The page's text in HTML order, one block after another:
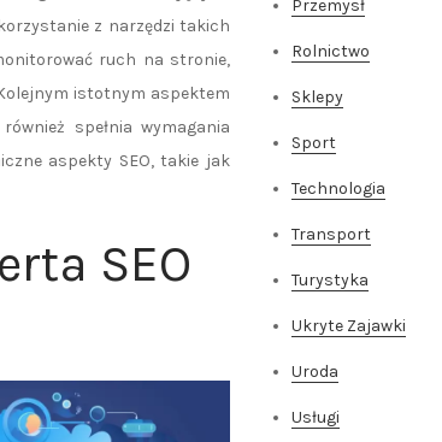
z narzędzi takich
ruch na stronie,
istotnym aspektem
spełnia wymagania
aspekty SEO, takie jak
SEO
Przemysł
Rolnictwo
Sklepy
Sport
Technologia
Transport
Turystyka
Ukryte Zajawki
Uroda
Usługi